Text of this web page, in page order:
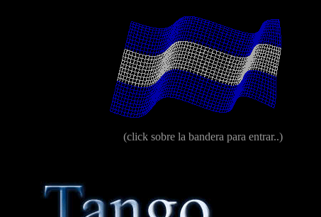
(click sobre la bandera para entrar..)